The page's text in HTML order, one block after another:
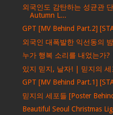
외국인도 감탄하는 성균관
Autumn L...
GPT [MV Behind Part.2]
외국인 대폭발한 익선동의
누가 행복 소리를 내었는가
있지 믿지, 날자! | 믿지의
GPT [MV Behind Part.1]
믿지의 세포들 [Poster
Beautiful Seoul Christmas